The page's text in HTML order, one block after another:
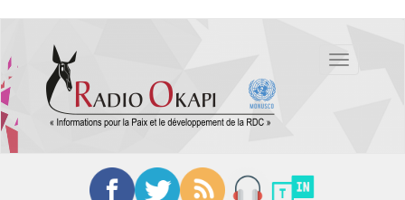
contenu
principal
Toggle